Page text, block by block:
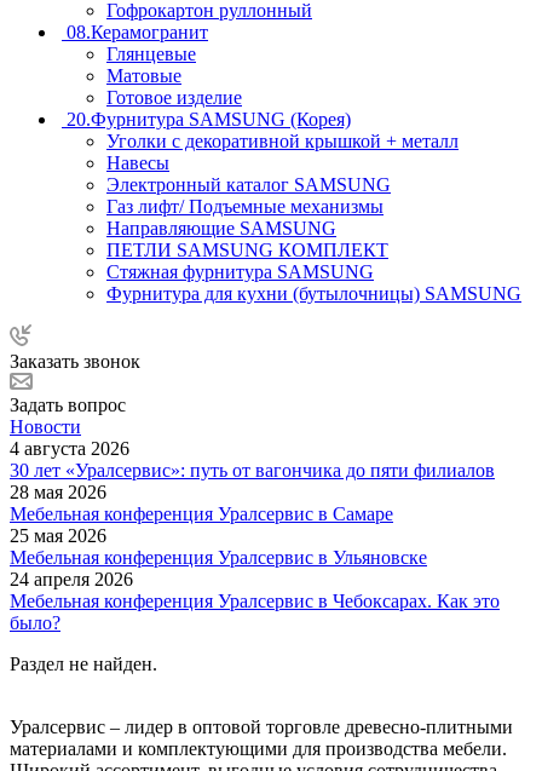
Гофрокартон руллонный
08.Керамогранит
Глянцевые
Матовые
Готовое изделие
20.Фурнитура SAMSUNG (Корея)
Уголки с декоративной крышкой + металл
Навесы
Электронный каталог SAMSUNG
Газ лифт/ Подъемные механизмы
Направляющие SAMSUNG
ПЕТЛИ SAMSUNG КОМПЛЕКТ
Стяжная фурнитура SAMSUNG
Фурнитура для кухни (бутылочницы) SAMSUNG
Заказать звонок
Задать вопрос
Новости
4 августа 2026
30 лет «Уралсервис»: путь от вагончика до пяти филиалов
28 мая 2026
Мебельная конференция Уралсервис в Самаре
25 мая 2026
Мебельная конференция Уралсервис в Ульяновске
24 апреля 2026
Мебельная конференция Уралсервис в Чебоксарах. Как это
было?
Раздел не найден.
Уралсервис – лидер в оптовой торговле древесно-плитными
материалами и комплектующими для производства мебели.